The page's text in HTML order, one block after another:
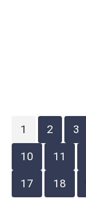
1 2 3
10
11
17
18